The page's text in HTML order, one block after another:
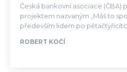
Česká bankovní asociace (ČBA)
projektem nazvaným „Máš to
především lidem po
ROBERT KOČÍ